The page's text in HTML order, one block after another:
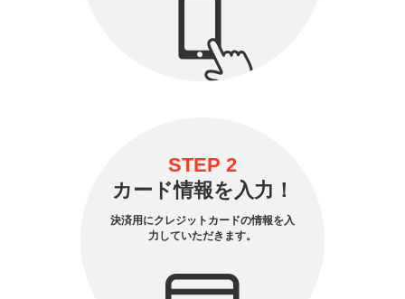
STEP 2
カード情報を入力！
決済用にクレジットカードの情報を入
力していただきます。